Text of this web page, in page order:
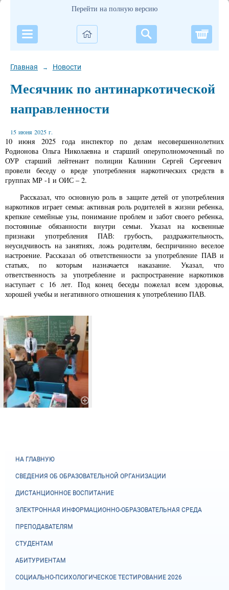
Перейти на полную версию
Главная → Новости
Месячник по антинаркотической
направленности
15 июня 2025 г.
10 июня 2025 года инспектор по делам несовершеннолетних
Родионова Ольга Николаевна и старший оперуполномоченный по
ОУР старший лейтенант полиции Калинин Сергей Сергеевич
провели беседу о вреде употребления наркотических средств в
группах МР -1 и ОИС – 2.
Рассказал, что основную роль в защите детей от употребления
наркотиков играет семья: активная роль родителей в жизни ребенка,
крепкие семейные узы, понимание проблем и забот своего ребенка,
постоянные обязанности внутри семьи. Указал на косвенные
признаки употребления ПАВ: грубость, раздражительность,
неусидчивость на занятиях, ложь родителям, беспричинно веселое
настроение. Рассказал об ответственности за употребление ПАВ и
статьях, по которым назначается наказание. Указал, что
ответственность за употребление и распространение наркотиков
наступает с 16 лет. Под конец беседы пожелал всем здоровья,
хорошей учебы и негативного отношения к употреблению ПАВ.
НА ГЛАВНУЮ
СВЕДЕНИЯ ОБ ОБРАЗОВАТЕЛЬНОЙ ОРГАНИЗАЦИИ
ДИСТАНЦИОННОЕ ВОСПИТАНИЕ
ЭЛЕКТРОННАЯ ИНФОРМАЦИОННО-ОБРАЗОВАТЕЛЬНАЯ СРЕДА
ПРЕПОДАВАТЕЛЯМ
СТУДЕНТАМ
АБИТУРИЕНТАМ
СОЦИАЛЬНО-ПСИХОЛОГИЧЕСКОЕ ТЕСТИРОВАНИЕ 2026